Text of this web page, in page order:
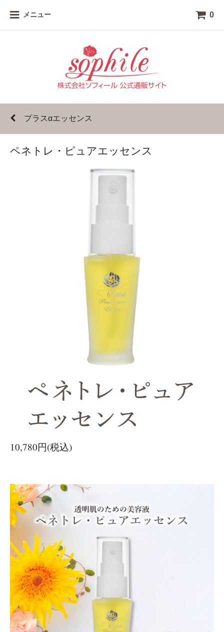
メニュー 0
プラスαエッセンス
ペネトレ・ピュアエッセンス
10,780円(税込)